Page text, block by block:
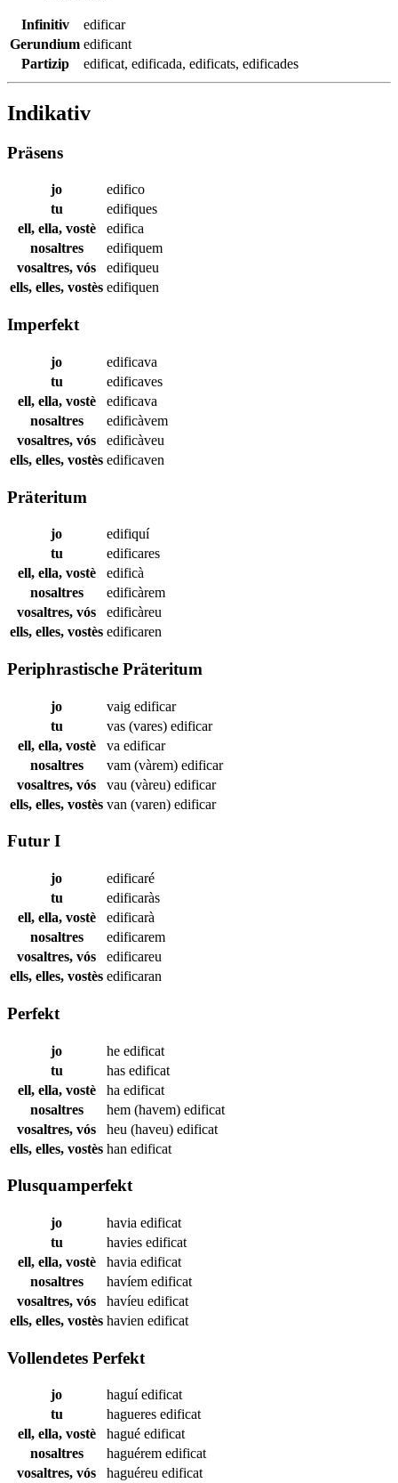
Infinitiv
edificar
Gerundium edificant
Partizip
edificat, edificada, edificats, edificades
Indikativ
Präsens
jo
edifico
tu
edifiques
ell, ella, vostè
edifica
nosaltres
edifiquem
vosaltres, vós
edifiqueu
ells, elles, vostès edifiquen
Imperfekt
jo
edificava
tu
edificaves
ell, ella, vostè
edificava
nosaltres
edificàvem
vosaltres, vós
edificàveu
ells, elles, vostès edificaven
Präteritum
jo
edifiquí
tu
edificares
ell, ella, vostè
edificà
nosaltres
edificàrem
vosaltres, vós
edificàreu
ells, elles, vostès edificaren
Periphrastische Präteritum
jo vaig edificar
tu
vas (vares) edificar
ell, ella, vostè
va edificar
nosaltres
vam (vàrem) edificar
vosaltres, vós
vau (vàreu) edificar
ells, elles, vostès van (varen) edificar
Futur I
jo
edificaré
tu
edificaràs
ell, ella, vostè
edificarà
nosaltres
edificarem
vosaltres, vós
edificareu
ells, elles, vostès edificaran
Perfekt
jo he edificat
tu
has edificat
ell, ella, vostè
ha edificat
nosaltres
hem (havem) edificat
vosaltres, vós
heu (haveu) edificat
ells, elles, vostès han edificat
Plusquamperfekt
jo havia edificat
tu
havies edificat
ell, ella, vostè
havia edificat
nosaltres
havíem edificat
vosaltres, vós
havíeu edificat
ells, elles, vostès havien edificat
Vollendetes Perfekt
jo haguíedificat
tu
hagueres edificat
ell, ella, vostè
hagué edificat
nosaltres
haguérem edificat
vosaltres, vós
haguéreu edificat